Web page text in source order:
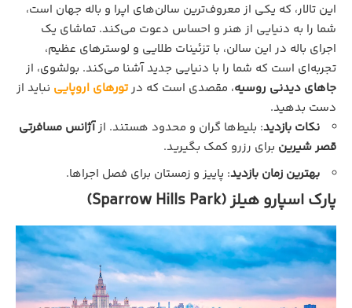
این تالار، که یکی از معروف‌ترین سالن‌های اپرا و باله جهان است،
شما را به دنیایی از هنر و احساس دعوت می‌کند. تماشای یک
اجرای باله در این سالن، با تزئینات طلایی و لوسترهای عظیم،
تجربه‌ای است که شما را با دنیایی جدید آشنا می‌کند. بولشوی، از
جاهای دیدنی روسیه، مقصدی است که درتورهای اروپایی نباید از
دست بدهید.
نکات بازدید: بلیط‌ها گران و محدود هستند. ازآژانس مسافرتی
قصر شیرین برای رزرو کمک بگیرید.
بهترین زمان بازدید: پاییز و زمستان برای فصل اجراها.
پارک اسپارو هیلز (Sparrow Hills Park)